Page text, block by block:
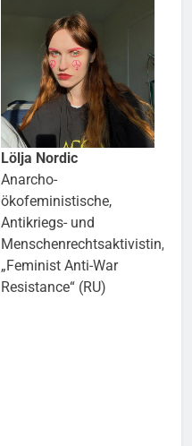
Lölja Nordic
Anarcho-
ökofeministische,
Antikriegs- und
Menschenrechtsaktivistin,
„Feminist Anti-War
Resistance“ (RU)